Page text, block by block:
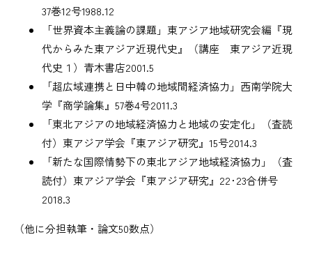
37巻12号1988.12
「世界資本主義論の課題」東アジア地域研究会編『現
代からみた東アジア近現代史』（講座 東アジア近現
代史１）青木書店2001.5
「超広域連携と日中韓の地域間経済協力」西南学院大
学『商学論集』57巻4号2011.3
「東北アジアの地域経済協力と地域の安定化」（査読
付）東アジア学会『東アジア研究』15号2014.3
「新たな国際情勢下の東北アジア地域経済協力」（査
読付）東アジア学会『東アジア研究』22･23合併号
2018.3
（他に分担執筆・論文50数点）